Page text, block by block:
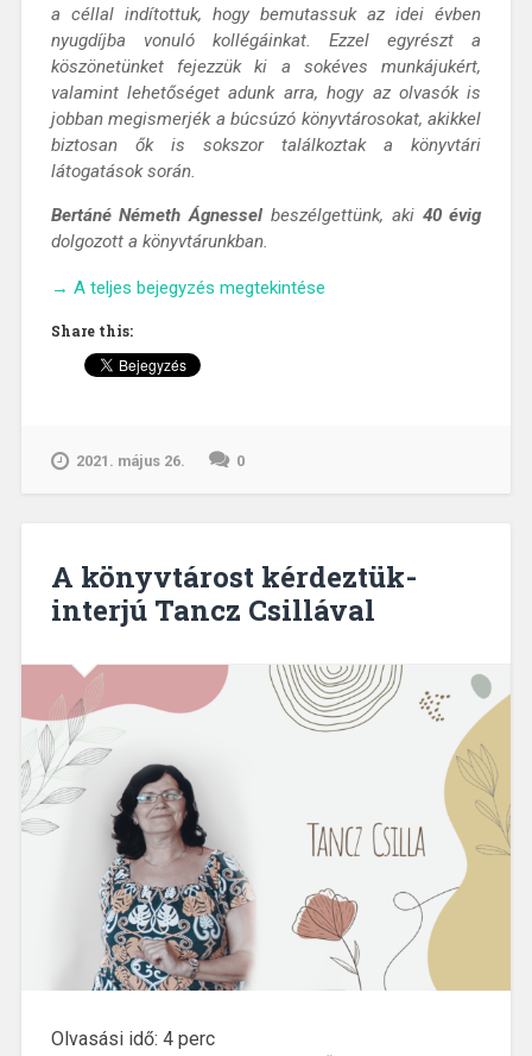
a céllal indítottuk, hogy bemutassuk az idei évben
nyugdíjba vonuló kollégáinkat. Ezzel egyrészt a
köszönetünket fejezzük ki a sokéves munkájukért,
valamint lehetőséget adunk arra, hogy az olvasók is
jobban megismerjék a búcsúzó könyvtárosokat, akikkel
biztosan ők is sokszor találkoztak a könyvtári
látogatások során.
Bertáné Németh Ágnessel beszélgettünk, aki 40 évig
dolgozott a könyvtárunkban.
„A
kérdeztük-
interjú
→ A teljes bejegyzés megtekintése
Share this:
2021. május 26. 0
A könyvtárost kérdeztük-
interjú Tancz Csillával
Olvasási idő: 4 perc